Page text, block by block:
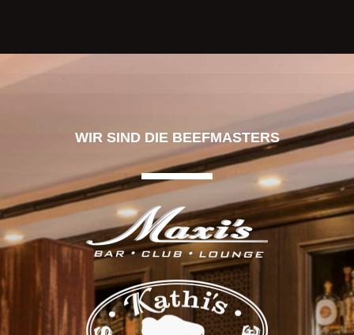
WIR SIND DIE BEEFMASTERS